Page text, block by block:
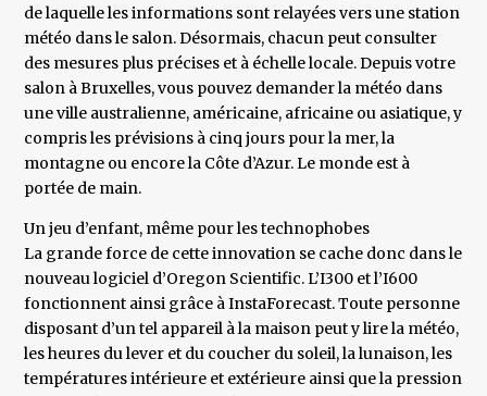
de laquelle les informations sont relayées vers une station
météo dans le salon. Désormais, chacun peut consulter
des mesures plus précises et à échelle locale. Depuis votre
salon à Bruxelles, vous pouvez demander la météo dans
une ville australienne, américaine, africaine ou asiatique, y
compris les prévisions à cinq jours pour la mer, la
montagne ou encore la Côte d’Azur. Le monde est à
portée de main.
Un jeu d’enfant, même pour les technophobes
La grande force de cette innovation se cache donc dans le
nouveau logiciel d’Oregon Scientific. L’I300 et l’I600
fonctionnent ainsi grâce à InstaForecast. Toute personne
disposant d’un tel appareil à la maison peut y lire la météo,
les heures du lever et du coucher du soleil, la lunaison, les
températures intérieure et extérieure ainsi que la pression